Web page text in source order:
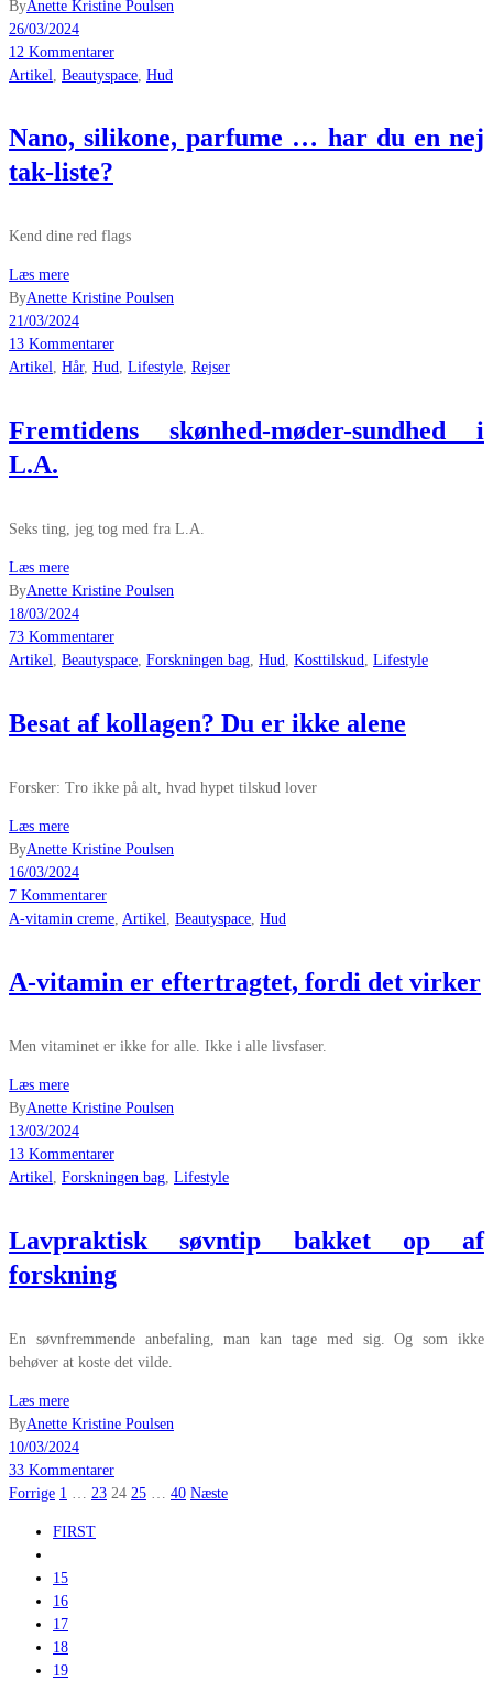
ByAnette Kristine Poulsen
26/03/2024
12 Kommentarer
Artikel Beautyspace Hud
Nano, silikone, parfume … har du en nej
tak-liste?
Kend dine red flags
Læs mere
ByAnette Kristine Poulsen
21/03/2024
13 Kommentarer
Artikel, Hår, Hud, Lifestyle, Rejser
Fremtidens skønhed-møder-sundhed i
L.A.
Seks ting, jeg tog med fra L.A.
Læs mere
ByAnette Kristine Poulsen
18/03/2024
73 Kommentarer
Artikel, Beautyspace, Forskningen bag, Hud, Kosttilskud, Lifestyle
Besat af kollagen? Du er ikke alene
Forsker: Tro ikke på alt, hvad hypet tilskud lover
Læs mere
ByAnette Kristine Poulsen
16/03/2024
7 Kommentarer
A-vitamin creme Artikel Beautyspace Hud
A-vitamin er eftertragtet, fordi det virker
Men vitaminet er ikke for alle. Ikke i alle livsfaser.
Læs mere
ByAnette Kristine Poulsen
13/03/2024
13 Kommentarer
Artikel
Forskningen bag Lifestyle
Lavpraktisk søvntip bakket op af
forskning
En søvnfremmende anbefaling, man kan tage med sig. Og som ikke
behøver at koste det vilde.
Læs mere
ByAnette Kristine Poulsen
10/03/2024
33 Kommentarer
Indlægsinddeling
Forrige 1 23 24 25 40 Næste
FIRST
15
16
17
18
19